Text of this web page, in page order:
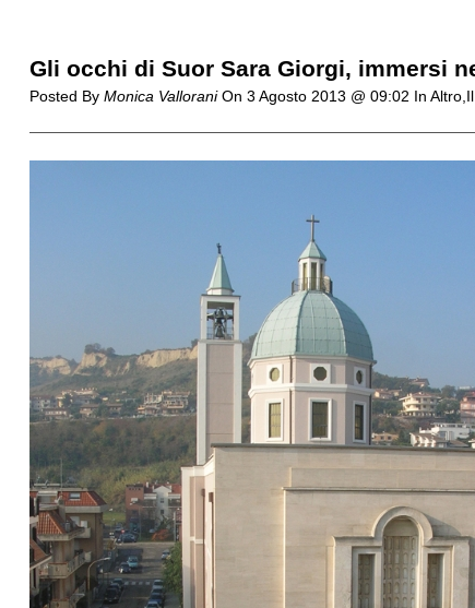
Gli occhi di Suor Sara Giorgi, immersi
Posted By Monica ValloraniOn 3 Agosto 2013 @ 09:02 In